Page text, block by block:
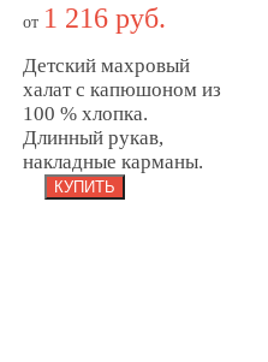
ДЕТСКИЙ МД-
от 1 216 руб.
Детский махровый
халат с капюшоном из
100 % хлопка.
Длинный рукав,
накладные карманы.